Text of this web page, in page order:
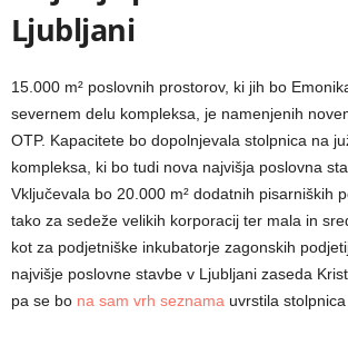
Ljubljani
15.000 m² poslovnih prostorov, ki jih bo
severnem delu kompleksa, je namenjenih
OTP. Kapacitete bo dopolnjevala stolpnica na
kompleksa, ki bo tudi nova najvišja poslovna
Vključevala bo 20.000 m² dodatnih pisarniških
tako za sedeže velikih korporacij ter mala in
kot za podjetniške inkubatorje zagonskih
najvišje poslovne stavbe v Ljubljani zaseda
pa se bo na sam vrh seznama uvrstila